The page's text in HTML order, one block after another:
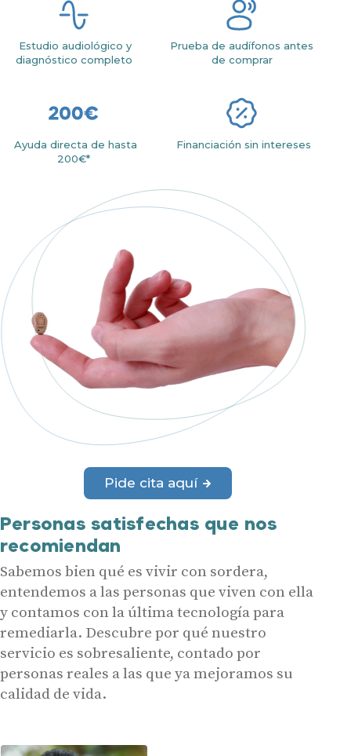
Estudio audiológico y
diagnóstico completo
Prueba de audífonos antes
de comprar
Ayuda directa de hasta
200€*
Financiación sin intereses
Pide cita aquí
Personas satisfechas que nos
recomiendan
Sabemos bien qué es vivir con sordera,
entendemos a las personas que viven con ella
y contamos con la última tecnología para
remediarla. Descubre por qué nuestro
servicio es sobresaliente, contado por
personas reales a las que ya mejoramos su
calidad de vida.